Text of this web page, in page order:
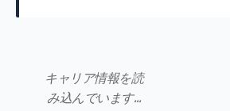
キャリア情報を読
み込んでいます…